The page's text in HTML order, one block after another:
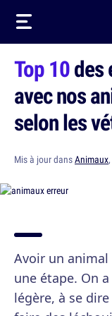
Top 10des
avec nos
selon les
Mis à jour dansAnimaux
Avoir un
une étape. On
légère, à se